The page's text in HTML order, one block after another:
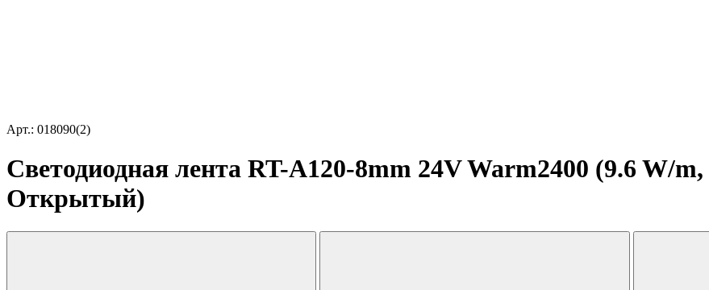
Арт.: 018090(2)
Светодиодная лента RT-A120-8mm 24V Warm2400 (9.6 W/
Открытый)